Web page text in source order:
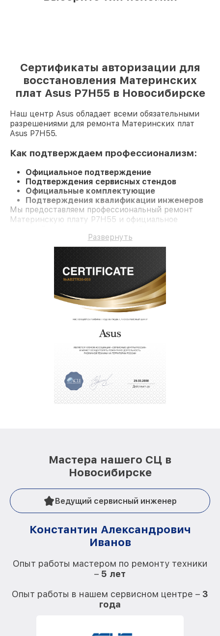
Сертификаты авторизации для
восстановления Материнских
плат Asus P7H55 в Новосибирске
Наш центр Asus обладает всеми обязательными
разрешениями для ремонта Материнских плат
Asus P7H55.
Как подтверждаем профессионализм:
Официальное подтверждение
Подтверждения сервисных стендов
Официальные комплектующие
Подтверждения квалификации инженеров
Мы предоставляем профессиональный ремонт
Материнскую плату P7H55 и официальное
Развернуть
Мастера нашего СЦ в
Новосибирске
Ведущий сервисный инженер
Константин Александрович
Иванов
Опыт работы мастером по ремонту техники
– 5 лет
Опыт работы в нашем сервисном центре – 3
года